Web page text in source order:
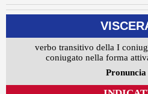
verbo transitivo della I
coniugato nella forma
Pronuncia